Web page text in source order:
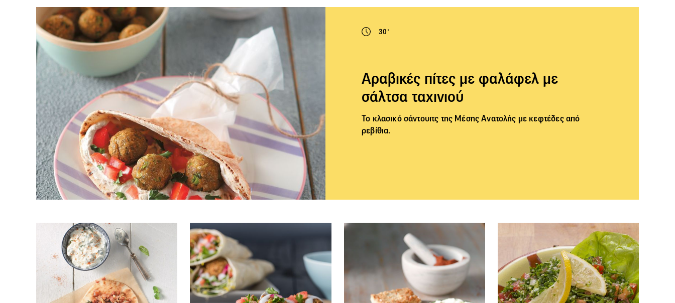
Είδος γεύματος
Καθημερινό τραπέζι
Ειδική διατροφή
Για χορτοφάγους
Για διαβητικούς
Χωρίς γλουτένη
Οικονομικές
Νηστίσιμα
Στο Πι και Φι
Κυριακάτικο τραπέζι
Σνακ
Πρωινό – Brunch
Τρόπος μαγειρέματος
Κατσαρόλας
Φούρνου
30'
Αραβικές πίτες με φαλάφελ με
σάλτσα ταχινιού
Το κλασικό σάντουιτς της Μέσης Ανατολής με κεφτέδες από
ρεβίθια.